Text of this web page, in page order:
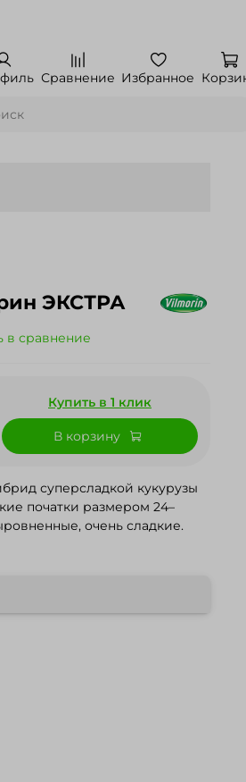
Сравнение Избранное
ЭКСТРА
в сравнение
Купить в 1 клик
В корзину
суперсладкой кукурузы
початки размером 24–
очень сладкие.